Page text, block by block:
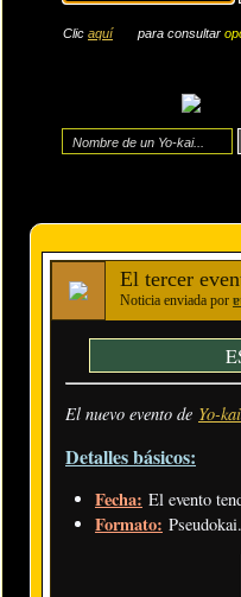
Clic aquí para consultar
El tercer
Noticia enviada por
El nuevo evento de Yo-
Detalles básicos:
Fecha: El evento
Formato: